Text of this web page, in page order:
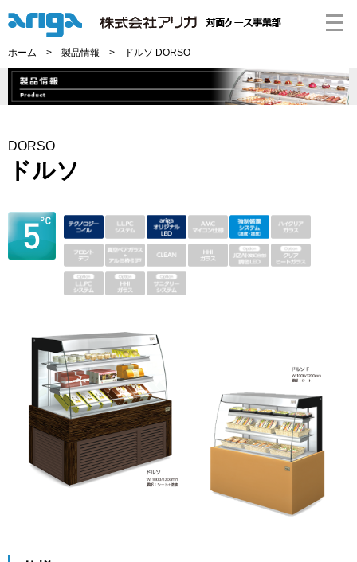
ホーム > 製品情報 > ドルソ DORSO
DORSO
ドルソ